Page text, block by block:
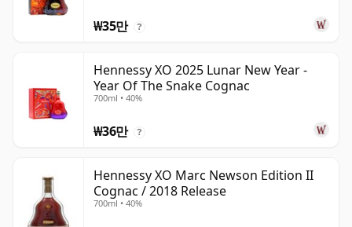
₩35만 ?
Hennessy XO 2025 Lunar New Year -
Year Of The Snake Cognac
700ml • 40%
₩36만 ?
Hennessy XO Marc Newson Edition II
Cognac / 2018 Release
700ml • 40%